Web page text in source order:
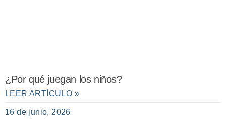
¿Por qué juegan los niños?
LEER ARTÍCULO »
16 de junio, 2026